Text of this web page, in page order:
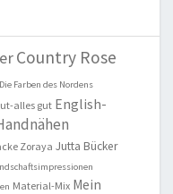
Country Rose
Die Farben des Nordens
alles gut English-
Zoraya Jutta Bücker
Material-Mix Mein